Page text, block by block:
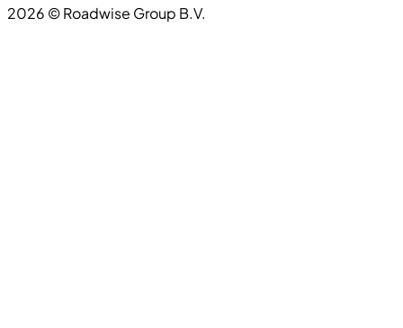
2026 ©Roadwise Group B.V.